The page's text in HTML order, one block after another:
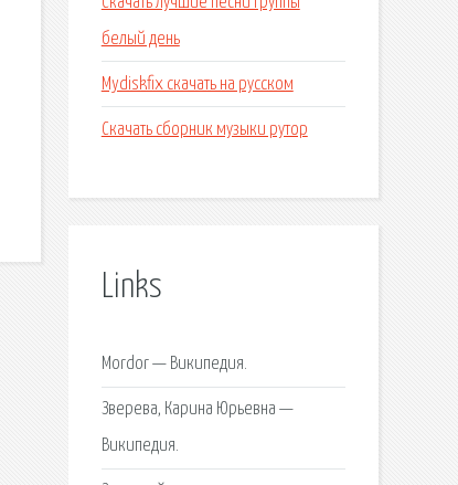
белый день
Mydiskfix скачать на русском
Скачать сборник музыки рутор
Links
Mordor — Википедия.
Зверева, Карина Юрьевна —
Википедия.